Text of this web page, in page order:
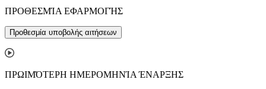
ΠΡΟΘΕΣΜΊΑ ΕΦΑΡΜΟΓΉΣ
Προθεσμία υποβολής αιτήσεων
ΠΡΩΙΜΌΤΕΡΗ ΗΜΕΡΟΜΗΝΊΑ ΈΝΑΡΞΗΣ